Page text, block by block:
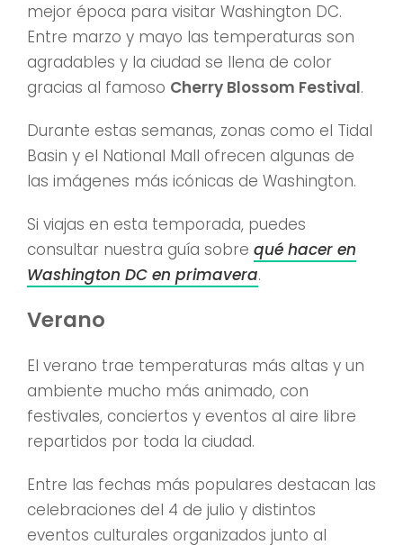
mejor época para visitar Washington DC.
Entre marzo y mayo las temperaturas son
agradables y la ciudad se llena de color
gracias al famoso Cherry Blossom Festival.
Durante estas semanas, zonas como el Tidal
Basin y el National Mall ofrecen algunas de
las imágenes más icónicas de Washington.
Si viajas en esta temporada, puedes
consultar nuestra guía sobre qué hacer en
Washington DC en primavera.
Verano
El verano trae temperaturas más altas y un
ambiente mucho más animado, con
festivales, conciertos y eventos al aire libre
repartidos por toda la ciudad.
Entre las fechas más populares destacan las
celebraciones del 4 de julio y distintos
eventos culturales organizados junto al